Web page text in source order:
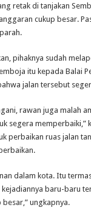
retak di tanjakan
cukup besar.
pihaknya sudah
itu kepada Balai
jalan tersebut
rawan juga malah
segera memperbaiki,”
perbaikan ruas jalan
dalam kota. Itu
baru-baru
ungkapnya.